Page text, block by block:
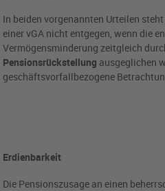
In beiden vorgenannten Urteilen
einer vGA nicht entgegen, wenn die
Vermögensminderung zeitgleich
Pensionsrückstellung ausgeglichen
geschäftsvorfallbezogene
Erdienbarkeit
Die Pensionszusage an einen